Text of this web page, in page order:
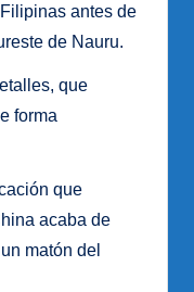
antes de
de Nauru.
que
forma
que
acaba de
matón del